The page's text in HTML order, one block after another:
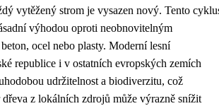
vytěžený strom je vysazen nový. Tento
výhodou oproti neobnovitelným
ocel nebo plasty. Moderní lesní
republice i v ostatních evropských zemích
udržitelnost a biodiverzitu, což
dřeva z lokálních zdrojů může výrazně snížit